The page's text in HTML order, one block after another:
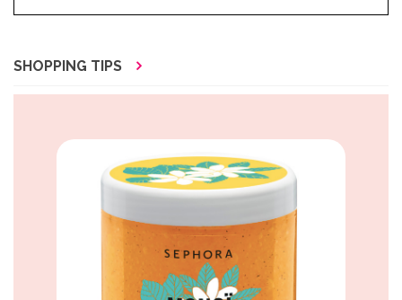
SHOPPING TIPS